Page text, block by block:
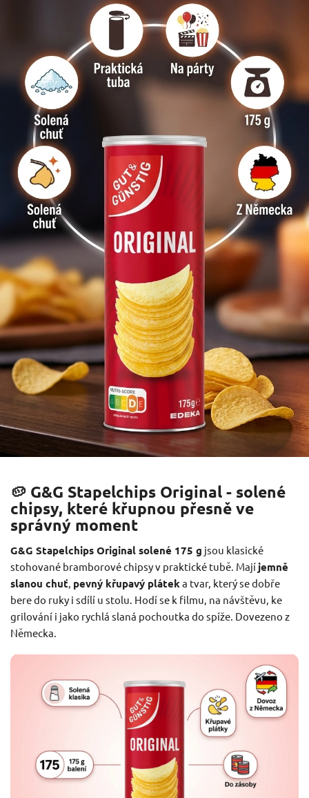
🥔 G&G Stapelchips Original - solené
chipsy, které křupnou přesně ve
správný moment
G&G Stapelchips Original solené 175 g jsou klasické
stohované bramborové chipsy v praktické tubě. Majíjemně
slanou chuť, pevný křupavý pláteka tvar, který se dobře
bere do ruky i sdílí u stolu. Hodí se k filmu, na návštěvu, ke
grilování i jako rychlá slaná pochoutka do spíže. Dovezeno z
Německa.